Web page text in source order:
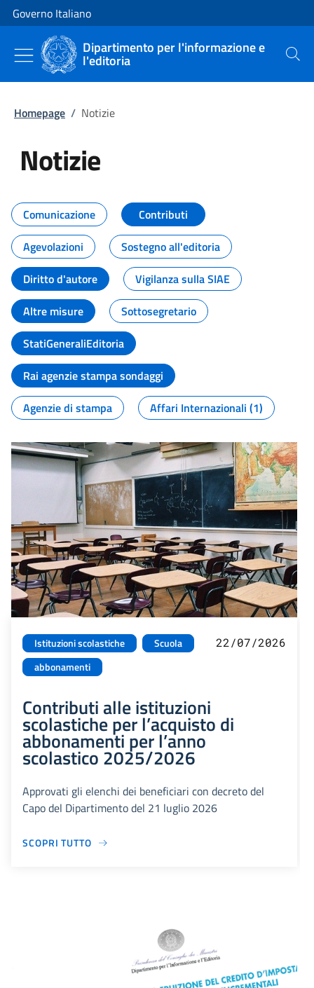
Vai al contenuto
Vai alla navigazione del sito
Governo Italiano
Dipartimento per l'informazione e
l'editoria Cerca
Homepage / Notizie
Notizie
Tutti i contenuti della pagina
Comunicazione
Contributi
Agevolazioni
Sostegno all'editoria
Diritto d'autore
Vigilanza sulla SIAE
Altre misure
Sottosegretario
StatiGeneraliEditoria
Rai agenzie stampa sondaggi
Agenzie di stampa
Affari Internazionali (1)
Istituzioni scolastiche
Scuola
abbonamenti
22/07/2026
Contributi alle istituzioni
scolastiche per l’acquisto di
abbonamenti per l’anno
scolastico 2025/2026
Approvati gli elenchi dei beneficiari con decreto del
Capo del Dipartimento del 21 luglio 2026
SCOPRI TUTTO